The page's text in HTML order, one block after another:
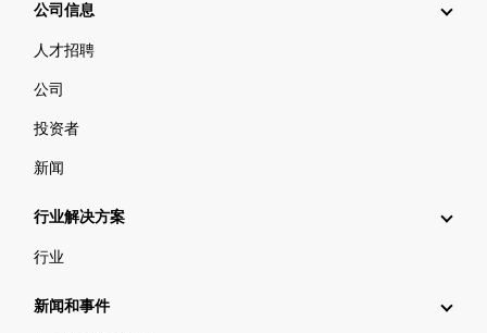
公司信息
人才招聘
公司
投资者
新闻
行业解决方案
行业
新闻和事件